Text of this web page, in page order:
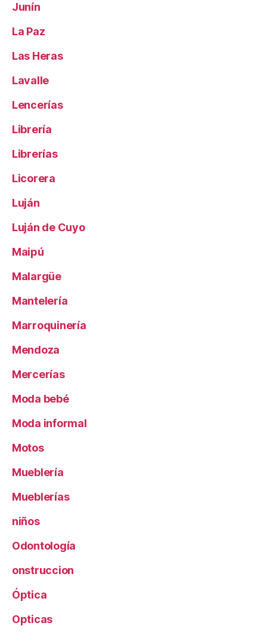
Junín
La Paz
Las Heras
Lavalle
Lencerías
Librería
Librerías
Licorera
Luján
Luján de Cuyo
Maipú
Malargüe
Mantelería
Marroquinería
Mendoza
Mercerías
Moda bebé
Moda informal
Motos
Mueblería
Mueblerías
niños
Odontología
onstruccion
Óptica
Opticas